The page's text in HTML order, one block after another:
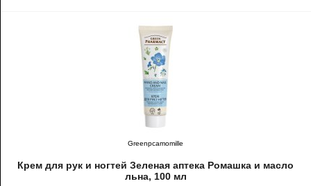
Greenpcamomille
Крем для рук и ногтей Зеленая аптека Ромашка и масло
льна, 100 мл